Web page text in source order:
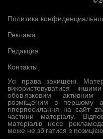
Усі права захищені.
використовуватися
обов’язковим
розміщеним в першому
гіперпосилання на сайт
частини матеріалу.
матеріалів несе
може не збігатися з позицією
Политика
Реклама
Редакция
Контакты